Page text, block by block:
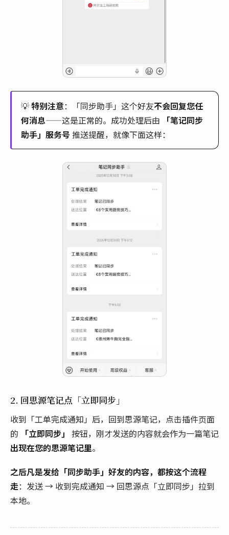
💡特别注意：「同步助手」这个好友不会回复您任
何消息——这是正常的。成功处理后由
「笔记同步
助手」服务号 推送提醒，就像下面这样：
2. 回思源笔记点「立即同步」
收到「工单完成通知」后，回到思源笔记，点击插件页面
的
「立即同步」 按钮，刚才发送的内容就会作为一篇笔记
出现在您的思源笔记里。
之后凡是发给「同步助手」好友的内容，都按这个流程
走：发送 → 收到完成通知 → 回思源点「立即同步」拉到
本地。